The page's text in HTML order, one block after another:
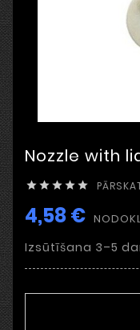
Nozzle with
    
4,58 €
Izsūtīšana 3–5